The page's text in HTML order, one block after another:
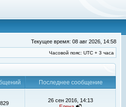
Текущее время: 08 авг 2026, 14:58
Часовой пояс: UTC + 3 часа
Последнее сообщение
829
26 сен 2016, 14:13